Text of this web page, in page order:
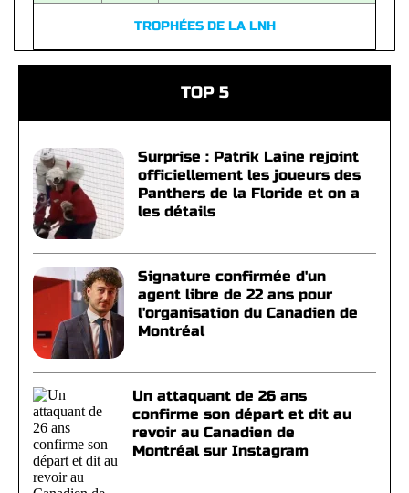
TROPHÉES DE LA LNH
TOP 5
Surprise : Patrik Laine rejoint
officiellement les joueurs des
Panthers de la Floride et on a
les détails
Signature confirmée d'un
agent libre de 22 ans pour
l'organisation du Canadien de
Montréal
Un attaquant de 26 ans
confirme son départ et dit au
revoir au Canadien de
Montréal sur Instagram